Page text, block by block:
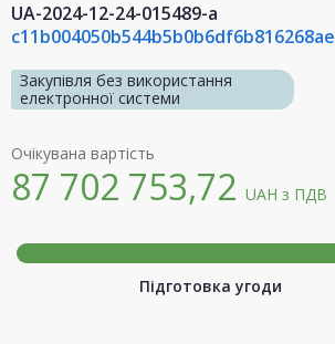
UA-2024-12-24-015489-a
c11b004050b544b5b0b6df6b816268ae
Закупівля без використання
електронної системи
Очікувана вартість
87 702 753,72 UAH з ПДВ
Підготовка угоди